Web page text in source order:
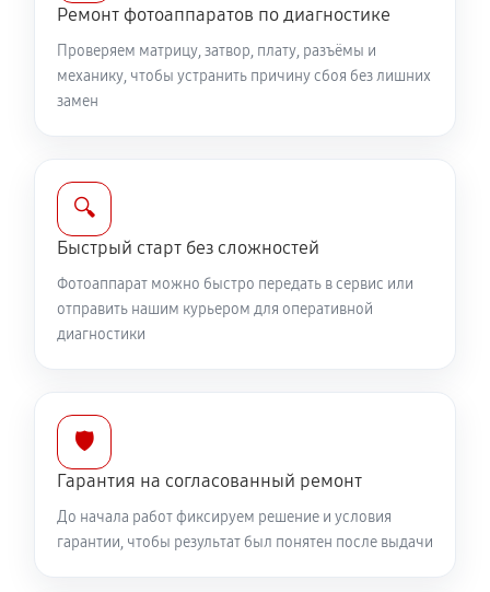
1530 руб 60 минут
Комплексная чистка фотоаппарата Canon EOS 6D
Ремонт фотоаппаратов по диагностике
Проверяем матрицу, затвор, плату, разъёмы и
механику, чтобы устранить причину сбоя без лишних
замен
🔍
Быстрый старт без сложностей
Фотоаппарат можно быстро передать в сервис или
отправить нашим курьером для оперативной
диагностики
🛡️
Гарантия на согласованный ремонт
До начала работ фиксируем решение и условия
гарантии, чтобы результат был понятен после выдачи